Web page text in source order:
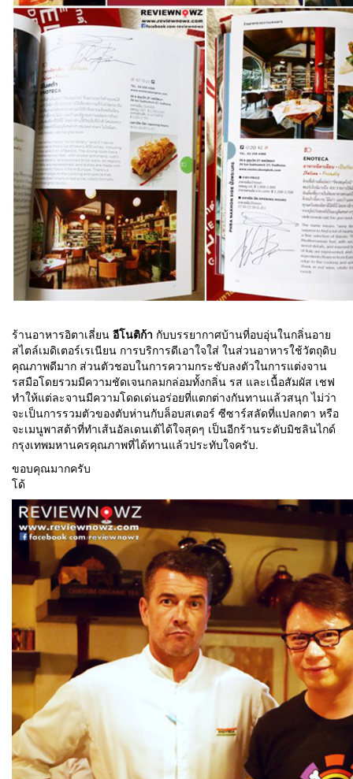
ร้านอาหารอิตาเลี่ยน อีโนติก้า กับบรรยากาศบ้านที่อบอุ่นในกลิ่นอาย
สไตล์เมดิเตอร์เรเนียน การบริการดีเอาใจใส่ ในส่วนอาหารใช้วัตถุดิบ
คุณภาพดีมาก ส่วนตัวชอบในการความกระชับลงตัวในการแต่งจาน
รสมือโดยรวมมีความชัดเจนกลมกล่อมทั้งกลิ่น รส และเนื้อสัมผัส เชฟ
ทำให้แต่ละจานมีความโดดเด่นอร่อยที่แตกต่างกันทานแล้วสนุก ไม่ว่า
จะเป็นการรวมตัวของตับห่านกับล็อบสเตอร์ ซีซาร์สลัดที่แปลกตา หรือ
จะเมนูพาสต้าที่ทำเส้นอัลเดนเต้ได้ใจสุดๆ เป็นอีกร้านระดับมิชลินไกด์
กรุงเทพมหานครคุณภาพที่ได้ทานแล้วประทับใจครับ.
ขอบคุณมากครับ
โด้